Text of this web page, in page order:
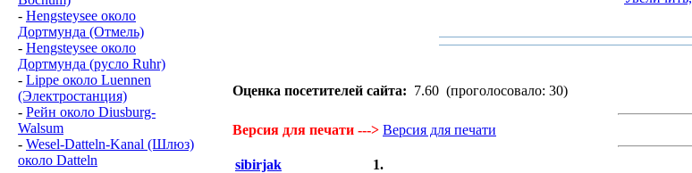
- Hengsteysee около
Дортмунда (Отмель)
- Hengsteysee около
Дортмунда (русло Ruhr)
- Lippe около Luennen
(Электростанция)
- Рейн около Diusburg-
Walsum
- Wesel-Datteln-Kanal (Шлюз)
около Datteln
Оценка посетителей сайта: 7.60 (проголосовало: 30)
Версия для печати ---> Версия для печати
sibirjak
1.